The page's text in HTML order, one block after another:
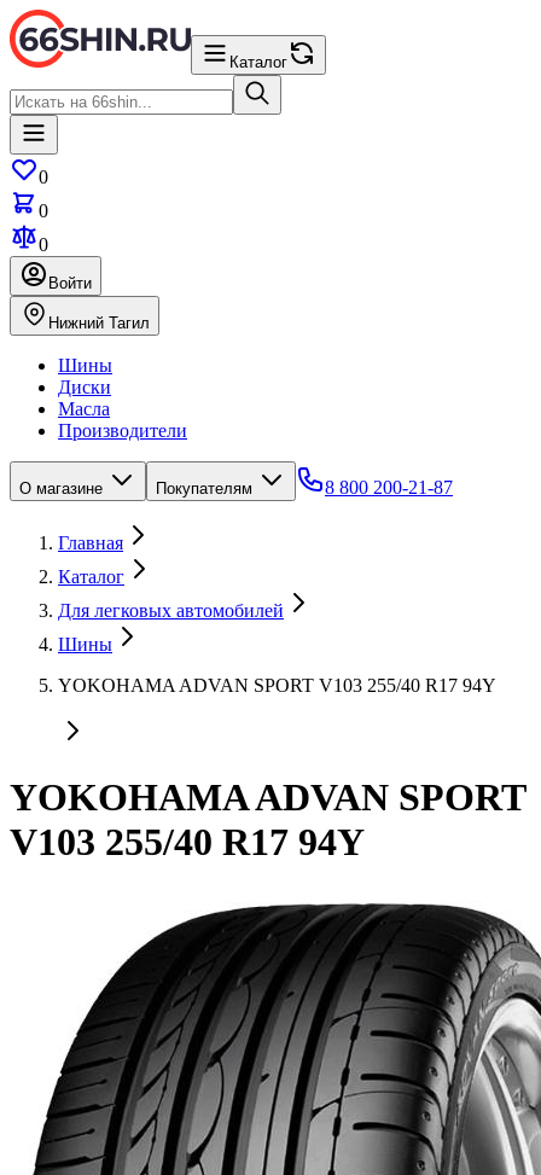
Каталог
0
0
0
Войти
Нижний Тагил
Шины
Диски
Масла
Производители
О магазине Покупателям 8 800 200-21-87
Главная
Каталог
Для легковых автомобилей
Шины
YOKOHAMA ADVAN SPORT V103 255/40 R17 94Y
YOKOHAMA ADVAN SPORT
V103 255/40 R17 94Y